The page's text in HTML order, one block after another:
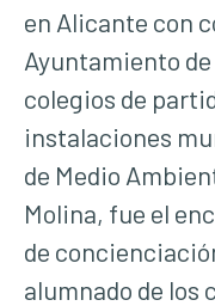
en Alicante con
Ayuntamiento
colegios de
instalaciones
de Medio
Molina, fue el
de
alumnado de los